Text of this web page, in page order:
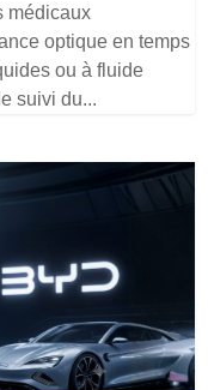
médicaux
optique en temps
ou à fluide
suivi du...